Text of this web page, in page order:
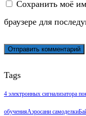
Сохранить моё
браузере для
Tags
4 электронных сигнализатора
обученияАэросани самоделки